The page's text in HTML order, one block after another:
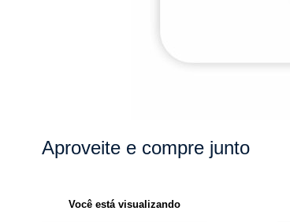
Aproveite e compre junto
Você está visualizando